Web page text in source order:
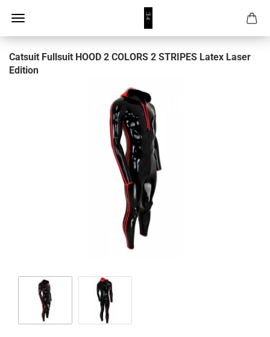
Catsuit Fullsuit HOOD 2 COLORS 2 STRIPES Latex Laser
Edition